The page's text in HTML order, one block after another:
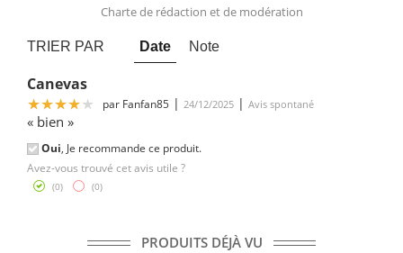
Charte de rédaction et de modération
TRIER PAR Date Note
Canevas
par Fanfan85 | 24/12/2025 | Avis spontané
« bien »
Oui, Je recommande ce produit.
Avez-vous trouvé cet avis utile ?
(0) (0)
PRODUITS DÉJÀ VU